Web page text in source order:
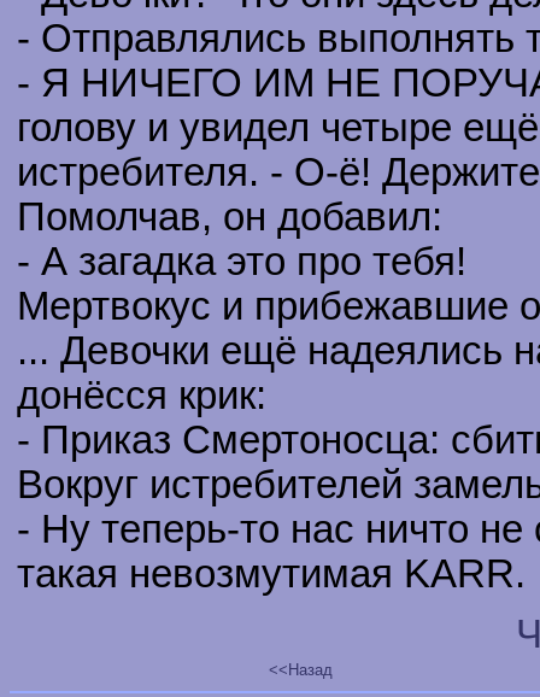
- Отправлялись выполнять
- Я НИЧЕГО ИМ НЕ
голову и увидел четыре
истребителя. - О-ё!
Помолчав, он добавил:
- А загадка это про тебя!
Мертвокус и прибежавшие
... Девочки ещё надеялись
донёсся крик:
- Приказ Смертоносца:
Вокруг истребителей
- Ну теперь-то нас ничто
такая невозмутимая KARR.
<<Назад